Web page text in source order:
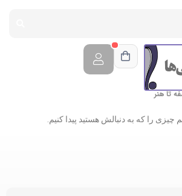
تا هنر
را که به دنبالش هستید پیدا کنیم.